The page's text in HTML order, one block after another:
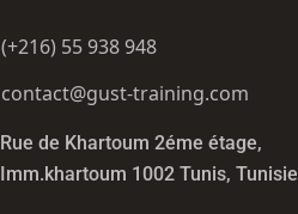
(+216) 55 938 948
contact@gust-training.com
Rue de Khartoum 2éme étage,
Imm.khartoum 1002 Tunis, Tunisie